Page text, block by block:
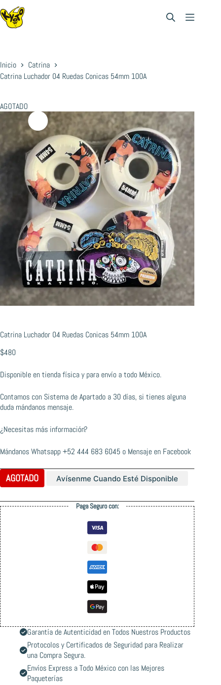
Saltar
al
contenido
Inicio
Catrina
Catrina Luchador 04 Ruedas Conicas 54mm 100A
AGOTADO
Catrina Luchador 04 Ruedas Conicas 54mm 100A
$480
Disponible en tienda física y para envío a todo México.
Contamos con Sistema de Apartado a 30 días, si tienes alguna
duda mándanos mensaje.
¿Necesitas más información?
Mándanos Whatsapp+52 444 683 6045 o Mensaje en Facebook
AGOTADO Avísenme Cuando Esté Disponible
Paga Seguro con:
Garantía de Autenticidad en Todos Nuestros Productos
Protocolos y Certificados de Seguridad para Realizar
una Compra Segura.
Envíos Express a Todo México con las Mejores
Paqueterías